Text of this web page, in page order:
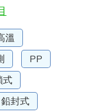
溫
PP
式
鉛封式